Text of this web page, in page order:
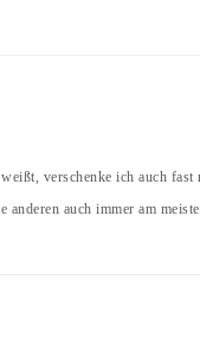
verschenke ich auch fast
anderen auch immer am